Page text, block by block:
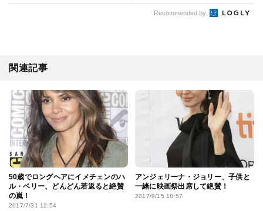
Recommended by
関連記事
50歳でロングヘアにイメチェンのハ
ル・ベリー、どんどん若返ると絶賛
の嵐！
2017/7/31 12:54
アンジェリーナ・ジョリー、子供と
一緒に映画祭出席して絶賛！
2017/9/15 18:57